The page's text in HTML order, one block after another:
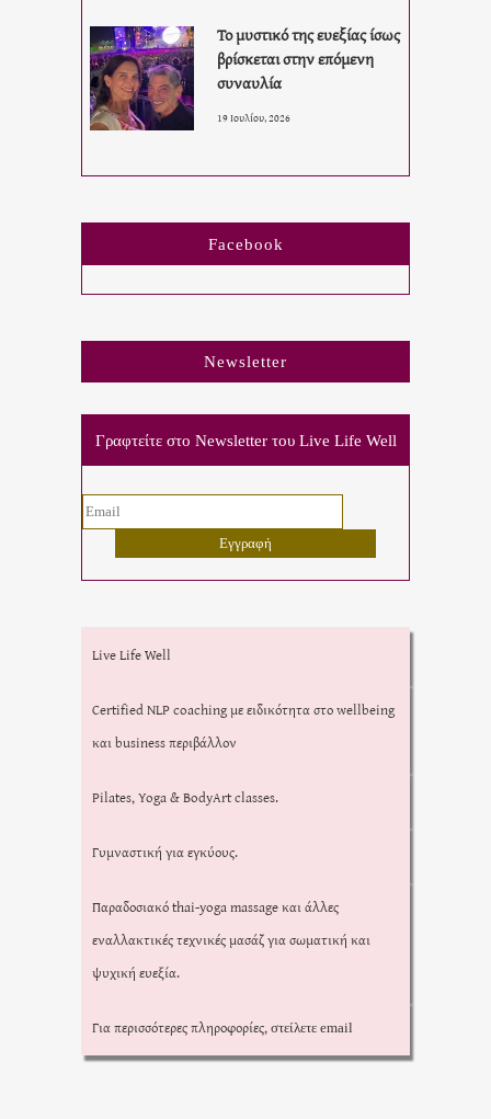
Το μυστικό της ευεξίας ίσως
βρίσκεται στην επόμενη
συναυλία
19 Ιουλίου, 2026
Facebook
Newsletter
Γραφτείτε στο Newsletter του Live Life Well
Live Life Well
Certified NLP coaching με ειδικότητα στο wellbeing
και business περιβάλλον
Pilates, Yoga & BodyArt classes.
Γυμναστική για εγκύους.
Παραδοσιακό thai-yoga massage και άλλες
εναλλακτικές τεχνικές μασάζ για σωματική και
ψυχική ευεξία.
Για περισσότερες πληροφορίες, στείλετε email